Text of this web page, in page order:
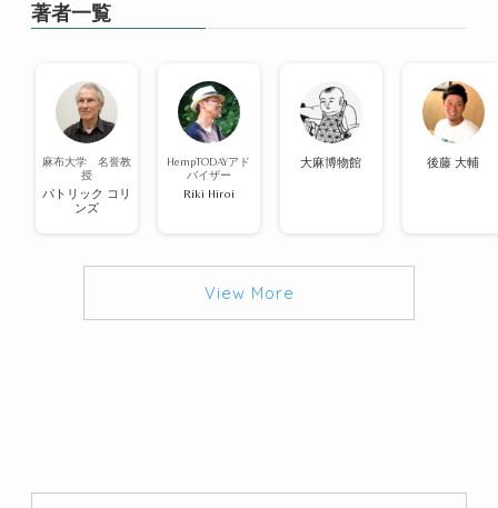
著者一覧
麻布大学 名誉教
授
パトリック コリ
ンズ
HempTODAYアド
バイザー
Riki Hiroi
大麻博物館 後藤 大輔
View More